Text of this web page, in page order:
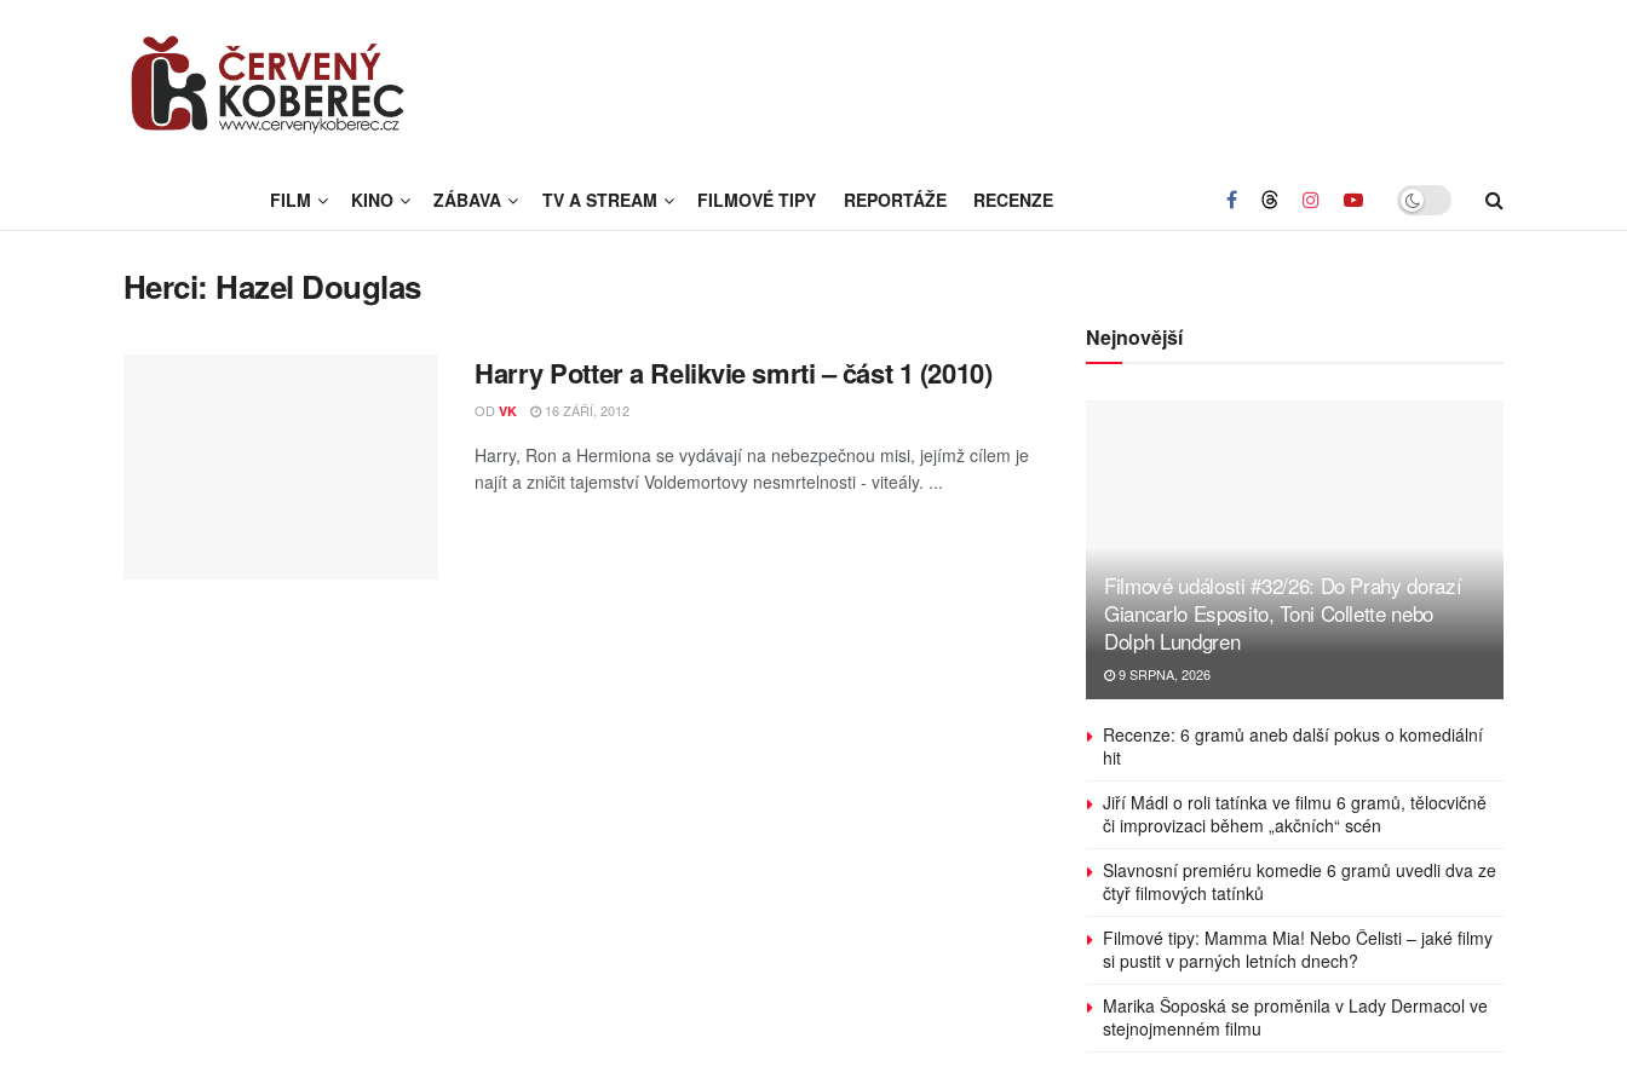
FILM KINO ZÁBAVA TV A STREAM FILMOVÉ TIPY REPORTÁŽE RECENZE
Herci: Hazel Douglas
Harry Potter a Relikvie smrti – část 1 (2010)
OD VK 16 ZÁŘÍ, 2012
Harry, Ron a Hermiona se vydávají na nebezpečnou misi, jejímž cílem je
najít a zničit tajemství Voldemortovy nesmrtelnosti - viteály. ...
Nejnovější
Filmové události #32/26: Do Prahy dorazí
Giancarlo Esposito, Toni Collette nebo
Dolph Lundgren
9 SRPNA, 2026
Recenze: 6 gramů aneb další pokus o komediální
hit
Jiří Mádl o roli tatínka ve filmu 6 gramů, tělocvičně
či improvizaci během „akčních“ scén
Slavnosní premiéru komedie 6 gramů uvedli dva ze
čtyř filmových tatínků
Filmové tipy: Mamma Mia! Nebo Čelisti – jaké filmy
si pustit v parných letních dnech?
Marika Šoposká se proměnila v Lady Dermacol ve
stejnojmenném filmu